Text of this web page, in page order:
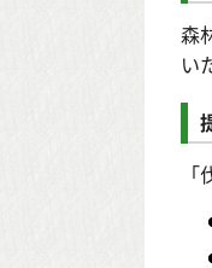
森
い